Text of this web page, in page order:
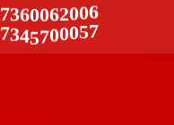
7360062006
7345700057